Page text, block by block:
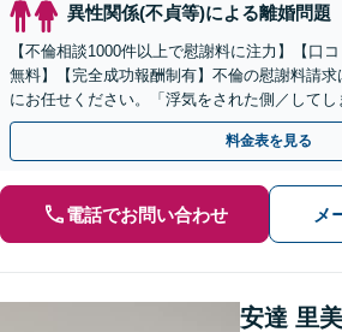
異性関係(不貞等)による離婚問題
【不倫相談1000件以上で慰謝料に注力】【口
無料】【完全成功報酬制有】不倫の慰謝料請
にお任せください。「浮気をされた側／して
情派弁護士！
料金表を見る
電話でお問い合わせ メ
安達 里美